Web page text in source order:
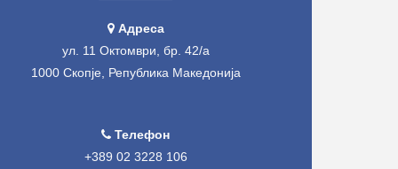
Адреса
ул. 11 Октомври, бр. 42/а
1000 Скопје, Република Македонија
Телефон
+389 02 3228 106